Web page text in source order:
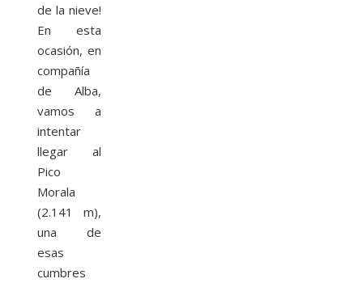
de la nieve!
En esta
ocasión, en
compañía
de Alba,
vamos a
intentar
llegar al
Pico
Morala
(2.141 m),
una de
esas
cumbres